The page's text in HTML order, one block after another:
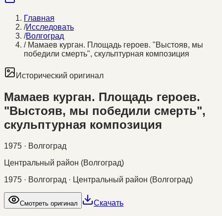
Главная
/Исследовать
/Волгоград
/Мамаев курган. Площадь героев. "Выстояв, мы
победили смерть", скульптурная композиция
Исторический оригинал
Мамаев курган. Площадь героев.
"Выстояв, мы победили смерть",
скульптурная композиция
1975 · Волгоград
Центральный район (Волгоград)
1975 · Волгоград · Центральный район (Волгоград)
Смотреть оригинал Скачать